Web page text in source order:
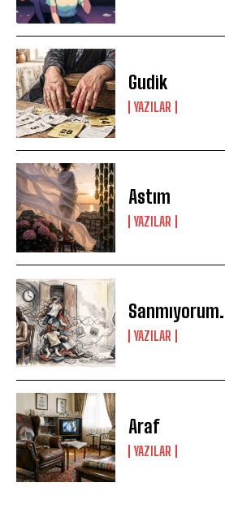
Gudik
YAZILAR
Astım
YAZILAR
YAZILAR
Araf
YAZILAR